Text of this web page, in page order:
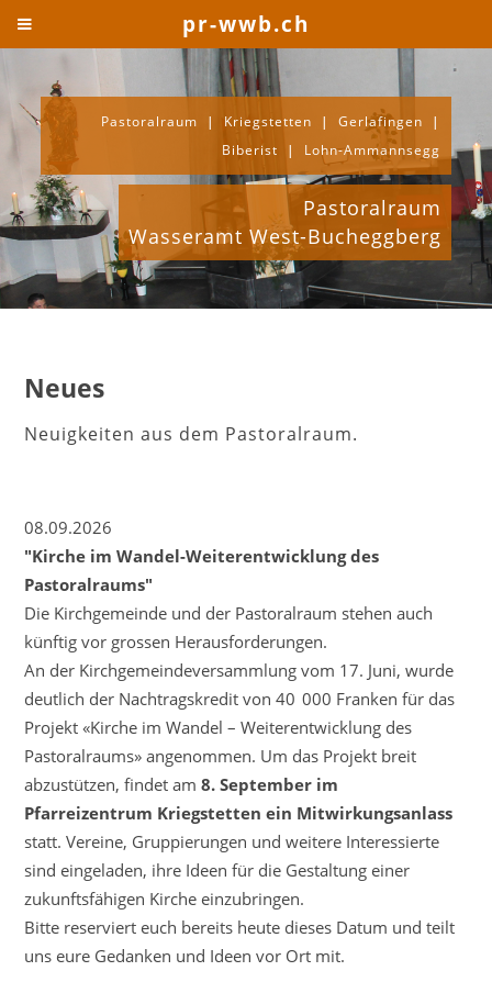
Pastoralraum | Kriegstetten |Gerlafingen |
Biberist | Lohn-Ammannsegg
Pastoralraum
Wasseramt West-Bucheggberg
Neues
Neuigkeiten aus dem Pastoralraum.
08.09.2026
"Kirche im Wandel-Weiterentwicklung des
Pastoralraums"
Die Kirchgemeinde und der Pastoralraum stehen auch
künftig vor grossen Herausforderungen.
An der Kirchgemeindeversammlung vom 17. Juni, wurde
deutlich der Nachtragskredit von 40 000 Franken für das
Projekt «Kirche im Wandel – Weiterentwicklung des
Pastoralraums» angenommen. Um das Projekt breit
abzustützen, findet am8. September im
Pfarreizentrum Kriegstetten ein Mitwirkungsanlass
statt. Vereine, Gruppierungen und weitere Interessierte
sind eingeladen, ihre Ideen für die Gestaltung einer
zukunftsfähigen Kirche einzubringen.
Bitte reserviert euch bereits heute dieses Datum und teilt
uns eure Gedanken und Ideen vor Ort mit.
pr-wwb.ch